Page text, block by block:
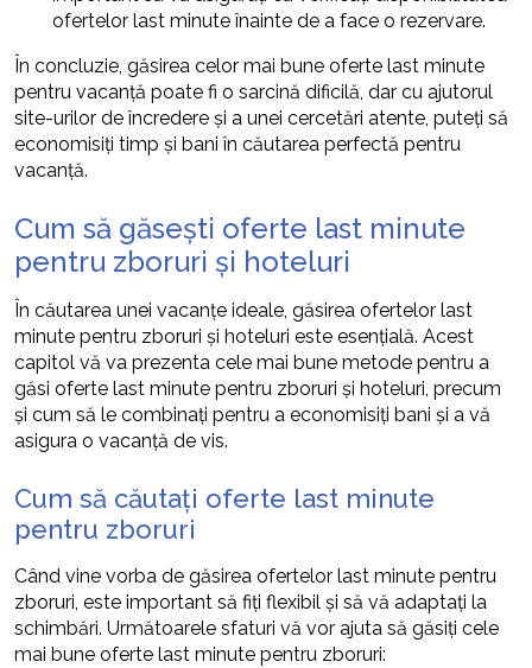
ofertelor last minute înainte de a face o rezervare.
În concluzie, găsirea celor mai bune oferte last minute
pentru vacanță poate fi o sarcină dificilă, dar cu ajutorul
site-urilor de încredere și a unei cercetări atente, puteți să
economisiți timp și bani în căutarea perfectă pentru
vacanță.
Cum să găsești oferte last minute
pentru zboruri și hoteluri
În căutarea unei vacanțe ideale, găsirea ofertelor last
minute pentru zboruri și hoteluri este esențială. Acest
capitol vă va prezenta cele mai bune metode pentru a
găsi oferte last minute pentru zboruri și hoteluri, precum
și cum să le combinați pentru a economisiți bani și a vă
asigura o vacanță de vis.
Cum să căutați oferte last minute
pentru zboruri
Când vine vorba de găsirea ofertelor last minute pentru
zboruri, este important să fiți flexibil și să vă adaptați la
schimbări. Următoarele sfaturi vă vor ajuta să găsiți cele
mai bune oferte last minute pentru zboruri: